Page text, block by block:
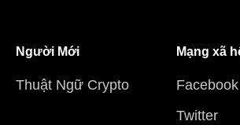
Người Mới
Thuật Ngữ Crypto
Mạng xã
Facebook
Twitter